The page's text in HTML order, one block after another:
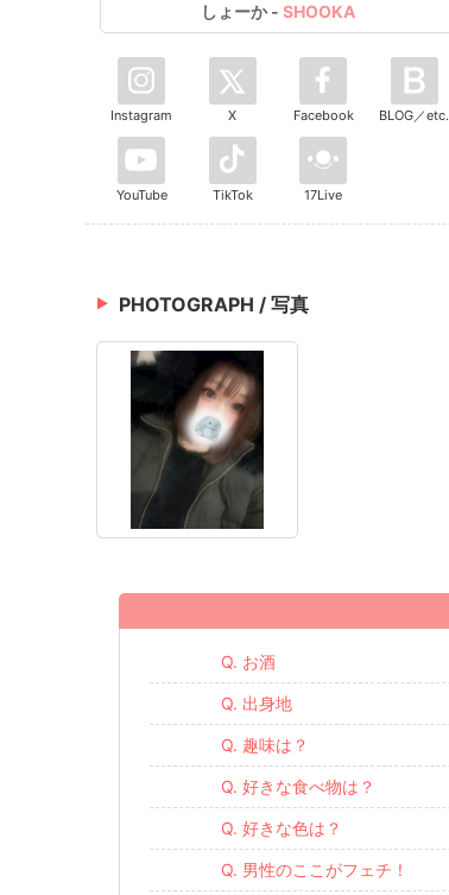
しょーか - SHOOKA
Instagram X Facebook BLOG／etc.
YouTube TikTok 17Live
PHOTOGRAPH / 写真
Q. お酒
Q. 出身地
Q. 趣味は？
Q. 好きな食べ物は？
Q. 好きな色は？
Q. 男性のここがフェチ！